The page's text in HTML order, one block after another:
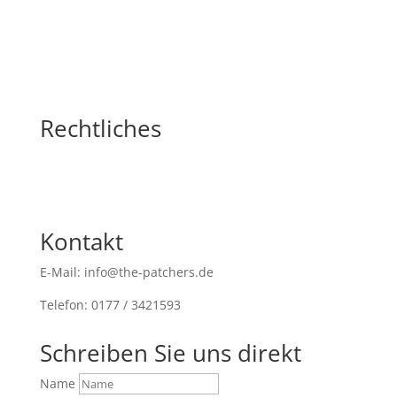
Rechtliches
Kontakt
E-Mail: info@the-patchers.de
Telefon: 0177 / 3421593
Schreiben Sie uns direkt
Name